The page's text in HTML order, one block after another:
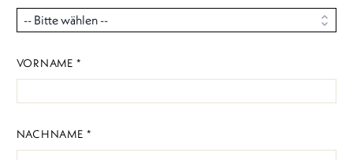
VORNAME *
NACHNAME *